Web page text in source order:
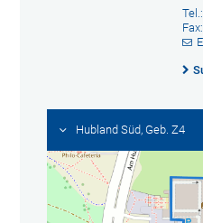
Hubland Süd, Geb. Z4